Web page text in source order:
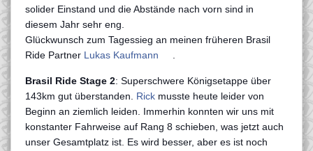
solider Einstand und die Abstände nach vorn sind in
diesem Jahr sehr eng.
Glückwunsch zum Tagessieg an meinen früheren Brasil
Ride Partner Lukas Kaufmann
Brasil Ride Stage 2: Superschwere Königsetappe über
143km gut überstanden. Rick musste heute leider von
Beginn an ziemlich leiden. Immerhin konnten wir uns mit
konstanter Fahrweise auf Rang 8 schieben, was jetzt auch
unser Gesamtplatz ist. Es wird besser, aber es ist noch